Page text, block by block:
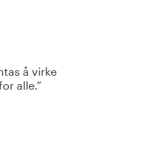
å virke
alle.